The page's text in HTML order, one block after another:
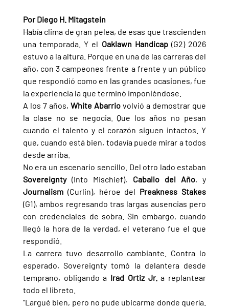
Por Diego H. Mitagstein
Había clima de gran pelea, de esas que trascienden
una temporada. Y el Oaklawn Handicap (G2) 2026
estuvo a la altura. Porque en una de las carreras del
año, con 3 campeones frente a frente y un público
que respondió como en las grandes ocasiones, fue
la experiencia la que terminó imponiéndose.
A los 7 años, White Abarrio volvió a demostrar que
la clase no se negocia. Que los años no pesan
cuando el talento y el corazón siguen intactos. Y
que, cuando está bien, todavía puede mirar a todos
desde arriba.
Sovereignty (Into Mischief), Caballo del Año
Journalism (Curlin), héroe del
(G1), ambos regresando tras largas ausencias pero
con credenciales de sobra. Sin embargo, cuando
llegó la hora de la verdad, el veterano fue el que
respondió.
La carrera tuvo desarrollo cambiante. Contra lo
esperado, Sovereignty tomó la delantera desde
temprano, obligando a Irad Ortiz Jr. a replantear
todo el libreto.
“Largué bien, pero no pude ubicarme donde quería.